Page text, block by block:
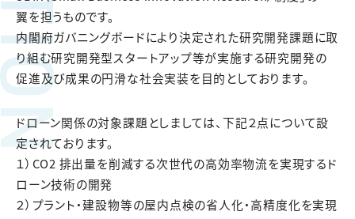
翼を担うものです。
内閣府ガバニングボードにより決定された研究開発課題に取
り組む研究開発型スタートアップ等が実施する研究開発の
促進及び成果の円滑な社会実装を目的としております。
ドローン関係の対象課題としましては、下記２点について設
定されております。
１）CO2 排出量を削減する次世代の高効率物流を実現するド
ローン技術の開発
２）プラント・建設物等の屋内点検の省人化・高精度化を実現